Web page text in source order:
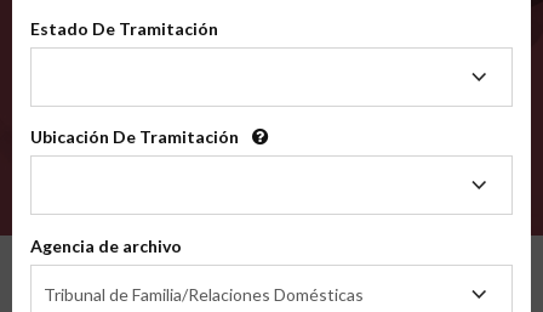
Estado De Tramitación
Tramitación
Ubicación De Tramitación
Tramitación
Agencia de archivo
Tribunal de Familia/Relaciones Domésticas
de